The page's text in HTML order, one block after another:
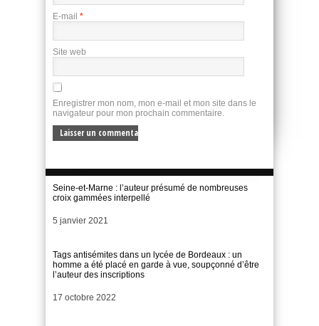
E-mail *
Site web
Enregistrer mon nom, mon e-mail et mon site dans le
navigateur pour mon prochain commentaire.
Seine-et-Marne : l’auteur présumé de nombreuses
croix gammées interpellé
Date
5 janvier 2021
Tags antisémites dans un lycée de Bordeaux : un
homme a été placé en garde à vue, soupçonné d’être
l’auteur des inscriptions
Date
17 octobre 2022